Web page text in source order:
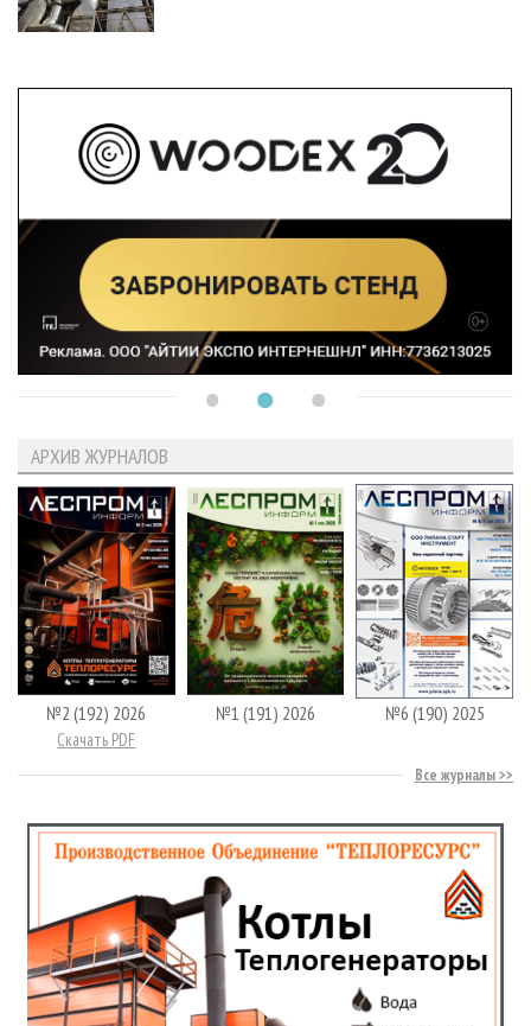
АРХИВ ЖУРНАЛОВ
№2 (192) 2026
Скачать PDF
№1 (191) 2026 №6 (190) 2025
Все журналы